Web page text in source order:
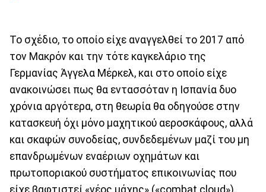
Το σχέδιο, το οποίο είχε αναγγελθεί το 2017 από
τον Μακρόν και την τότε καγκελάριο της
Γερμανίας Άγγελα Μέρκελ, και στο οποίο είχε
ανακοινώσει πως θα εντασσόταν η Ισπανία δυο
χρόνια αργότερα, στη θεωρία θα οδηγούσε στην
κατασκευή όχι μόνο μαχητικού αεροσκάφους, αλλά
και σκαφών συνοδείας, συνδεδεμένων μαζί του μη
επανδρωμένων εναέριων οχημάτων και
πρωτοποριακού συστήματος επικοινωνίας που
είχε βαφτιστεί «νέος μάχης» («combat cloud»).